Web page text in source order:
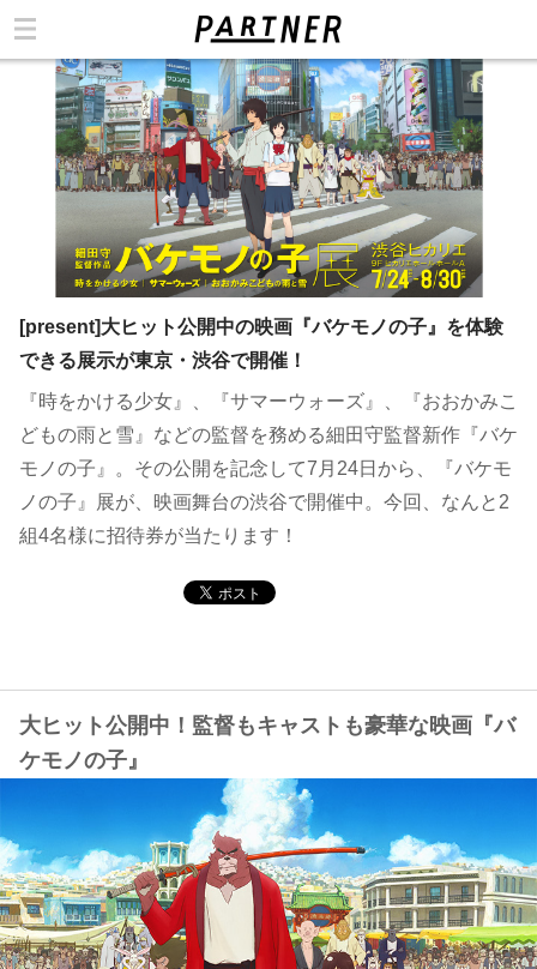
[present]大ヒット公開中の映画『バケモノの子』を体験
できる展示が東京・渋谷で開催！
『時をかける少女』、『サマーウォーズ』、『おおかみこ
どもの雨と雪』などの監督を務める細田守監督新作『バケ
モノの子』。その公開を記念して7月24日から、『バケモ
ノの子』展が、映画舞台の渋谷で開催中。今回、なんと2
組4名様に招待券が当たります！
大ヒット公開中！監督もキャストも豪華な映画『バ
ケモノの子』
カテゴリ
お問い合わせ